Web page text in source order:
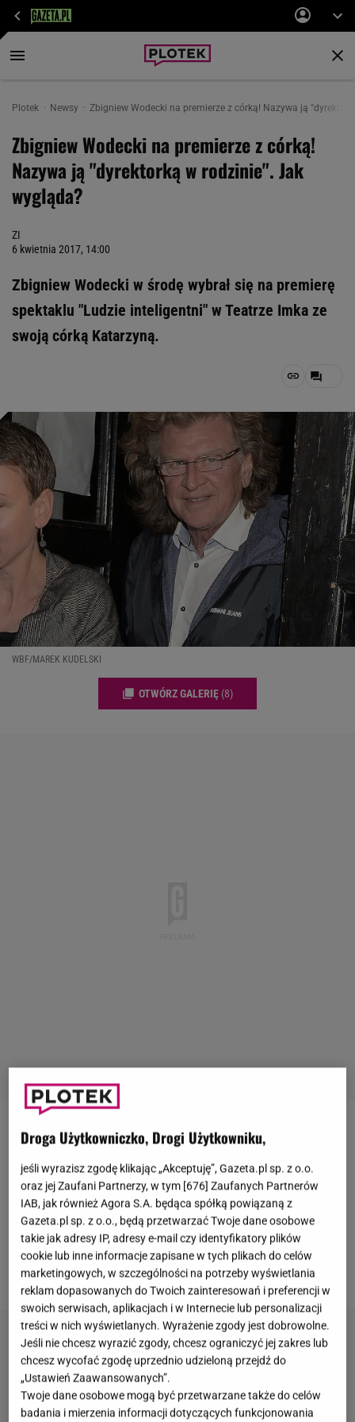
Plotek Newsy Zbigniew Wodecki na premierze z córką! Nazywa ją
Zbigniew Wodecki na premierze z córką!
Nazywa ją "dyrektorką w rodzinie". Jak
wygląda?
ZI
6 kwietnia 2017, 14:00
Zbigniew Wodecki w środę wybrał się na premierę
spektaklu "Ludzie inteligentni" w Teatrze Imka ze
swoją córką Katarzyną.
WBF/MAREK KUDELSKI
OTWÓRZ GALERIĘ (8)
Zbigniew Wodeckirzadko bywa nasalonach
jeszcze rzadziej zabiera na nie członka swojej
rodziny. Tym bardziej cieszą oko zdjęcia z premiery
spektaklu "Ludzie inteligentni" w Teatrze Imka, na
którą to wybrał się ze swoją córką Katarzyną. Muzyk
ma oprócz niej jeszcze dwojedzieci- córkę Joannę i
syna Pawła.
Droga Użytkowniczko, Drogi Użytkowniku,
jeśli wyrazisz zgodę klikając „Akceptuję”, Gazeta.pl sp. z o.o.
oraz jej Zaufani Partnerzy, w tym [676] Zaufanych Partnerów
IAB, jak również Agora S.A. będąca spółką powiązaną z
Gazeta.pl sp. z o.o., będą przetwarzać Twoje dane osobowe
takie jak adresy IP, adresy e-mail czy identyfikatory plików
cookie lub inne informacje zapisane w tych plikach do celów
marketingowych, w szczególności na potrzeby wyświetlania
reklam dopasowanych do Twoich zainteresowań i preferencji w
swoich serwisach, aplikacjach i w Internecie lub personalizacji
treści w nich wyświetlanych. Wyrażenie zgody jest dobrowolne.
Jeśli nie chcesz wyrazić zgody, chcesz ograniczyć jej zakres lub
chcesz wycofać zgodę uprzednio udzieloną przejdź do
„Ustawień Zaawansowanych”.
Twoje dane osobowe mogą być przetwarzane także do celów
badania i mierzenia informacji dotyczących funkcjonowania